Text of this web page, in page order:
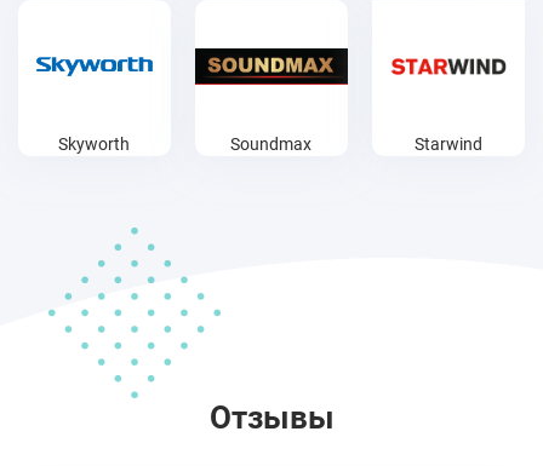
Skyworth Soundmax Starwind
Отзывы